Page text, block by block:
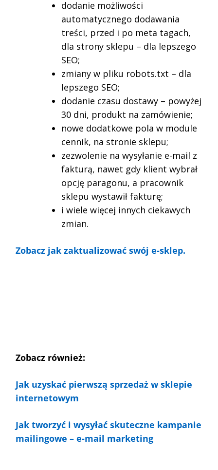
dodanie możliwości
automatycznego dodawania
treści, przed i po meta tagach,
dla strony sklepu – dla lepszego
SEO;
zmiany w pliku robots.txt – dla
lepszego SEO;
dodanie czasu dostawy – powyżej
30 dni, produkt na zamówienie;
nowe dodatkowe pola w module
cennik, na stronie sklepu;
zezwolenie na wysyłanie e-mail z
fakturą, nawet gdy klient wybrał
opcję paragonu, a pracownik
sklepu wystawił fakturę;
i wiele więcej innych ciekawych
zmian.
Zobacz jak zaktualizować swój e-sklep.
Zobacz również:
Jak uzyskać pierwszą sprzedaż w sklepie
internetowym
Jak tworzyć i wysyłać skuteczne kampanie
mailingowe – e-mail marketing